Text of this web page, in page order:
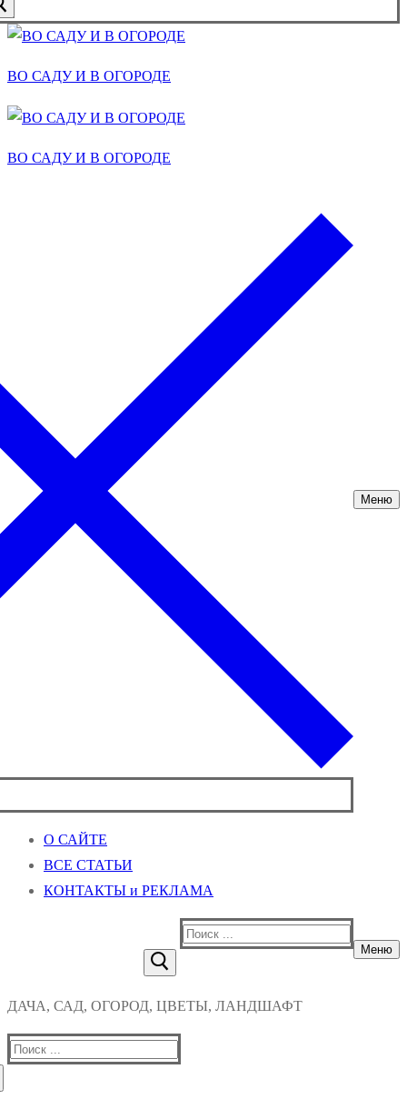
ВО САДУ И В ОГОРОДЕ
ВО САДУ И В ОГОРОДЕ
Меню
О САЙТЕ
ВСЕ СТАТЬИ
КОНТАКТЫ и РЕКЛАМА
Найти:
Меню
ДАЧА, САД, ОГОРОД, ЦВЕТЫ, ЛАНДШАФТ
Найти: